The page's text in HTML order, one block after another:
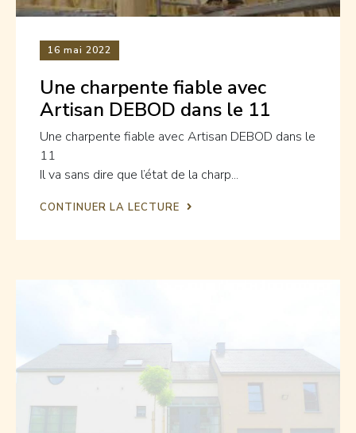
16 mai 2022
Une charpente fiable avec
Artisan DEBOD dans le 11
Une charpente fiable avec Artisan DEBOD dans le
11
Il va sans dire que l’état de la charp...
CONTINUER LA LECTURE